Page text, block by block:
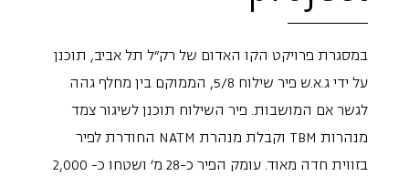
במסגרת פרויקט הקו האדום של רק"ל תל אביב, תוכנן
על ידי ג.א.ש פיר שילוח 5/8, הממוקם בין מחלף גהה
לגשר אם המושבות. פיר השילוח תוכנן לשיגור צמד
מנהרות TBM וקבלת מנהרת NATM החודרת לפיר
בזווית חדה מאוד. עומק הפיר כ-28 מ' ושטחו כ- 2,000